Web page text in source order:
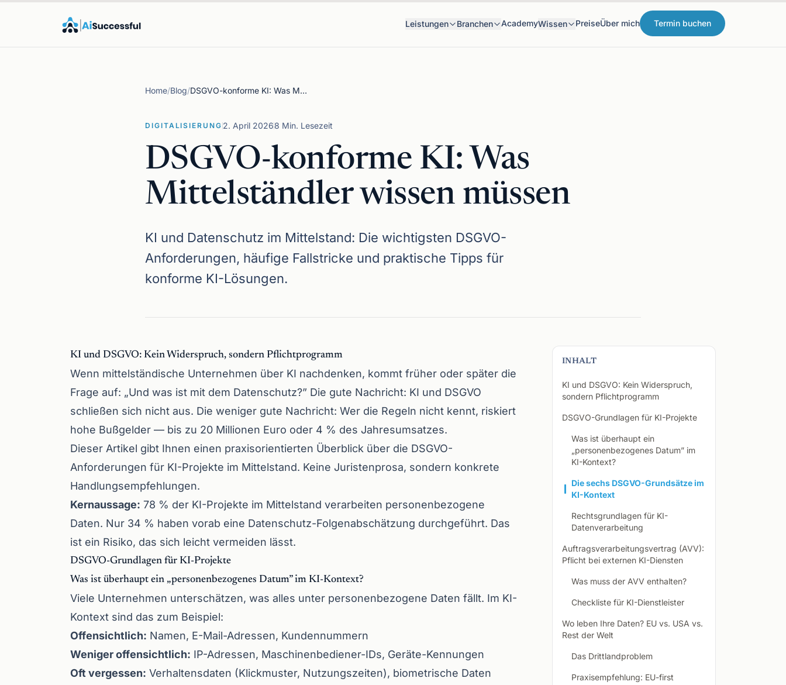
Leistungen Branchen AcademyWissen PreiseÜber mich Termin buchen
Home/Blog/ DSGVO-konforme KI: Was Mittelständler wissen müssen
DIGITALISIERUNG2. April 20268 Min. Lesezeit
DSGVO-konforme KI: Was
Mittelständler wissen müssen
KI und Datenschutz im Mittelstand: Die wichtigsten DSGVO-
Anforderungen, häufige Fallstricke und praktische Tipps für
konforme KI-Lösungen.
KI und DSGVO: Kein Widerspruch, sondern Pflichtprogramm
Wenn mittelständische Unternehmen über KI nachdenken, kommt früher oder später die
Frage auf: „Und was ist mit dem Datenschutz?” Die gute Nachricht: KI und DSGVO
schließen sich nicht aus. Die weniger gute Nachricht: Wer die Regeln nicht kennt, riskiert
hohe Bußgelder — bis zu 20 Millionen Euro oder 4 % des Jahresumsatzes.
Dieser Artikel gibt Ihnen einen praxisorientierten Überblick über die DSGVO-
Anforderungen für KI-Projekte im Mittelstand. Keine Juristenprosa, sondern konkrete
Handlungsempfehlungen.
Kernaussage: 78 % der KI-Projekte im Mittelstand verarbeiten personenbezogene
Daten. Nur 34 % haben vorab eine Datenschutz-Folgenabschätzung durchgeführt. Das
ist ein Risiko, das sich leicht vermeiden lässt.
DSGVO-Grundlagen für KI-Projekte
Was ist überhaupt ein „personenbezogenes Datum” im KI-Kontext?
Viele Unternehmen unterschätzen, was alles unter personenbezogene Daten fällt. Im KI-
Kontext sind das zum Beispiel:
Offensichtlich: Namen, E-Mail-Adressen, Kundennummern
Weniger offensichtlich: IP-Adressen, Maschinenbediener-IDs, Geräte-Kennungen
Oft vergessen: Verhaltensdaten (Klickmuster, Nutzungszeiten), biometrische Daten
INHALT
KI und DSGVO: Kein Widerspruch,
sondern Pflichtprogramm
DSGVO-Grundlagen für KI-Projekte
Was ist überhaupt ein
„personenbezogenes Datum” im
KI-Kontext?
Die sechs DSGVO-Grundsätze im
KI-Kontext
Rechtsgrundlagen für KI-
Datenverarbeitung
Auftragsverarbeitungsvertrag (AVV):
Pflicht bei externen KI-Diensten
Was muss der AVV enthalten?
Checkliste für KI-Dienstleister
Wo leben Ihre Daten? EU vs. USA vs.
Rest der Welt
Das Drittlandproblem
Praxisempfehlung: EU-first